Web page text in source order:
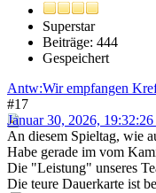
Superstar
Beiträge: 444
Gespeichert
Antw:Wir empfangen
#17
Januar 30, 2026,
An diesem Spieltag, wie
Habe gerade im vom
Die "Leistung" unseres
Die teure Dauerkarte ist